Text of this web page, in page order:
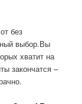
без
выбор.Вы
хватит на
закончатся –